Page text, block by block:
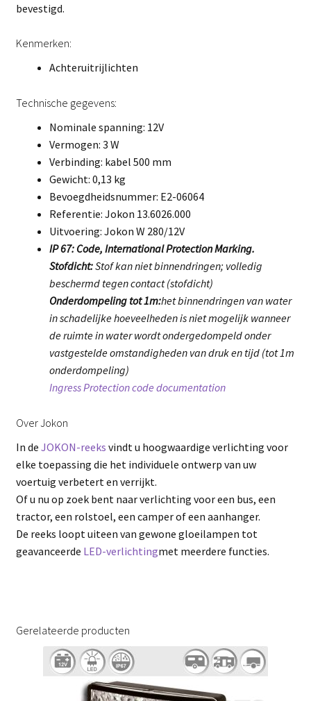
bevestigd.
Kenmerken:
Achteruitrijlichten
Technische gegevens:
Nominale spanning: 12V
Vermogen: 3 W
Verbinding: kabel 500 mm
Gewicht: 0,13 kg
Bevoegdheidsnummer: E2-06064
Referentie: Jokon 13.6026.000
Uitvoering: Jokon W 280/12V
IP 67: Code, International Protection Marking.
Stofdicht:Stof kan niet binnendringen; volledig
beschermd tegen contact (stofdicht)
Onderdompeling tot 1m:het binnendringen van water
in schadelijke hoeveelheden is niet mogelijk wanneer
de ruimte in water wordt ondergedompeld onder
vastgestelde omstandigheden van druk en tijd (tot 1m
onderdompeling)
Ingress Protection code documentation
Over Jokon
In de JOKON-reeks vindt u hoogwaardige verlichting voor
elke toepassing die het individuele ontwerp van uw
voertuig verbetert en verrijkt.
Of u nu op zoek bent naar verlichting voor een bus, een
tractor, een rolstoel, een camper of een aanhanger.
De reeks loopt uiteen van gewone gloeilampen tot
geavanceerde LED-verlichtingmet meerdere functies.
Gerelateerde producten